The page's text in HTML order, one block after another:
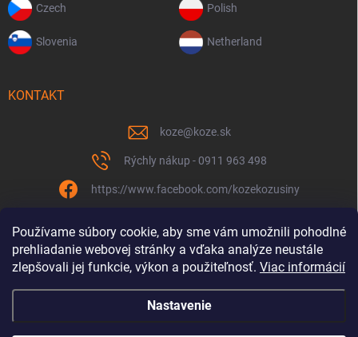
Používame súbory cookie, aby sme vám umožnili pohodlné
prehliadanie webovej stránky a vďaka analýze neustále
zlepšovali jej funkcie, výkon a použiteľnosť. Viac informácií
Nastavenie
Czech Polish
Slovenia Netherland
KONTAKT
koze@koze.sk
Rýchly nákup - 0911 963 498
https://www.facebook.com/kozekozusiny
Spolu to ťaháme už 9 rokov